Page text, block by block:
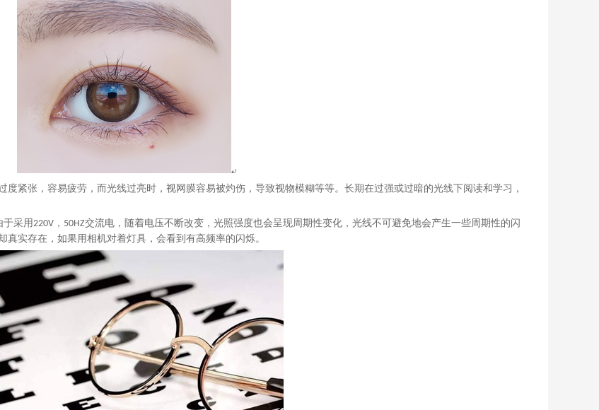
紧张，容易疲劳，而光线过亮时，视网膜容易被灼伤，导致视物模糊等等。长期在过强或过暗的光线下阅读和学习，
于采用220V ， 50HZ交流电，随着电压不断改变，光照强度也会呈现周期性变化，光线不可避免地会产生一些周期性的闪
实存在，如果用相机对着灯具，会看到有高频率的闪烁。